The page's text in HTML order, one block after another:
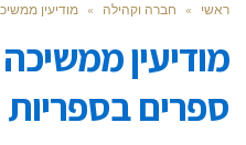
ראשי » חברה וקהילה » מודיעין
מודיעין
ספרים